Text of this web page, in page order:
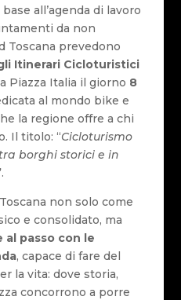
all’agenda di lavoro
da non
Toscana prevedono
Itinerari Cicloturistici
Piazza Italia il giorno 8
al mondo bike e
la regione offre a chi
Il titolo: “Cicloturismo
borghi storici e in
non solo come
e consolidato, ma
al passo con le
, capace di fare del
la vita: dove storia,
concorrono a porre